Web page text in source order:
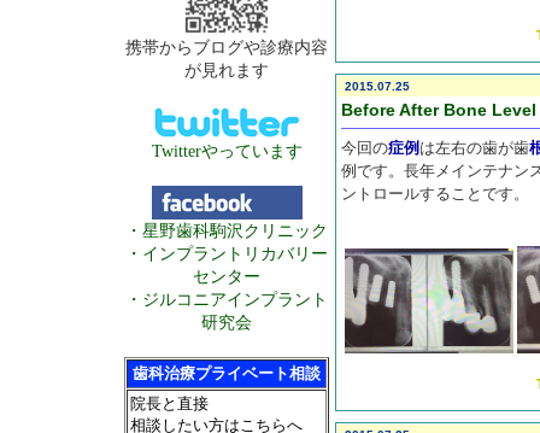
携帯からブログや診療内容
が見れます
Twitterやっています
・星野歯科駒沢クリニック
・インプラントリカバリー
センター
・ジルコニアインプラント
研究会
歯科治療プライベート相談
院長と直接
相談したい方はこちらへ
2015.07.25
Before After Bone
今回の症例 は左右の歯が歯
例です。長年メインテナン
ントロールすることです。